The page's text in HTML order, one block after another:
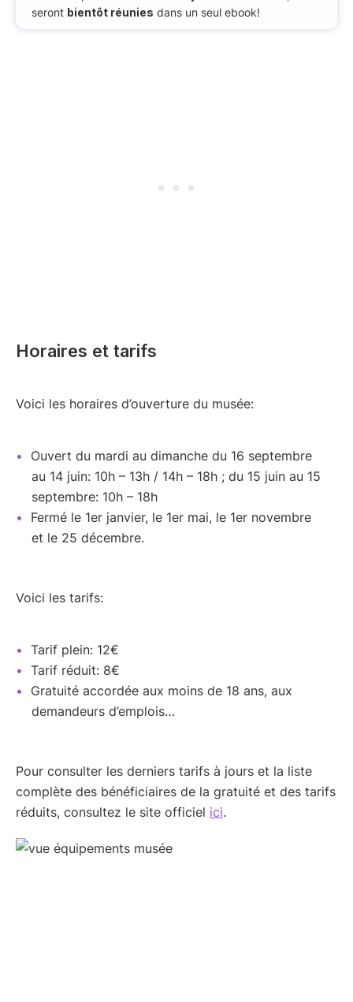
seront bientôt réunies dans un seul ebook!
Horaires et tarifs
Voici les horaires d’ouverture du musée:
Ouvert du mardi au dimanche du 16 septembre
au 14 juin: 10h – 13h / 14h – 18h ; du 15 juin au 15
septembre: 10h – 18h
Fermé le 1er janvier, le 1er mai, le 1er novembre
et le 25 décembre.
Voici les tarifs:
Tarif plein: 12€
Tarif réduit: 8€
Gratuité accordée aux moins de 18 ans, aux
demandeurs d’emplois…
Pour consulter les derniers tarifs à jours et la liste
complète des bénéficiaires de la gratuité et des tarifs
réduits, consultez le site officiel ici.